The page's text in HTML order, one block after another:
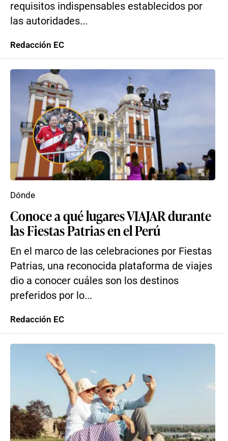
requisitos indispensables establecidos por
las autoridades...
Redacción EC
Conoce a qué lugares VIAJAR durante
las Fiestas Patrias en el Perú
En el marco de las celebraciones por Fiestas
Patrias, una reconocida plataforma de viajes
dio a conocer cuáles son los destinos
preferidos por lo...
Dónde
Redacción EC